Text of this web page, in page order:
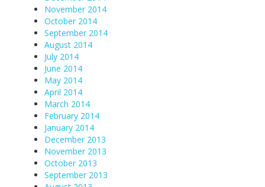
November 2014
October 2014
September 2014
August 2014
July 2014
June 2014
May 2014
April 2014
March 2014
February 2014
January 2014
December 2013
November 2013
October 2013
September 2013